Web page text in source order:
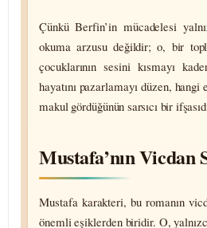
Çünkü Berfin’in mücadelesi
okuma arzusu değildir; o, bir
çocuklarının sesini kısmayı
hayatını pazar­lamayı düzen,
makul gördüğünün sarsıcı bir
Mustafa’nın Vicdan
Mustafa karakteri, bu romanın
önemli eşiklerden biridir. O,